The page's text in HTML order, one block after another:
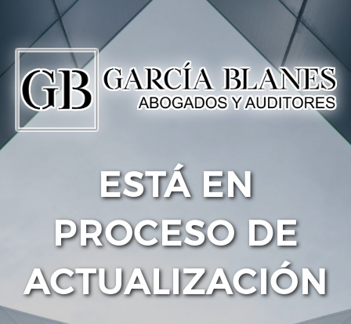
ESTÁ EN
PROCESO DE
ACTUALIZACIÓN